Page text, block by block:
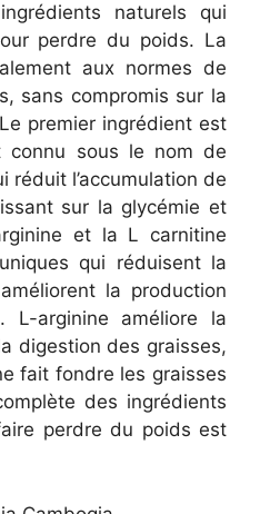
naturels qui
perdre du poids. La
aux normes de
sans compromis sur la
premier ingrédient est
connu sous le nom de
réduit l’accumulation de
sur la glycémie et
et la L carnitine
qui réduisent la
la production
L-arginine améliore la
digestion des graisses,
fait fondre les graisses
des ingrédients
perdre du poids est